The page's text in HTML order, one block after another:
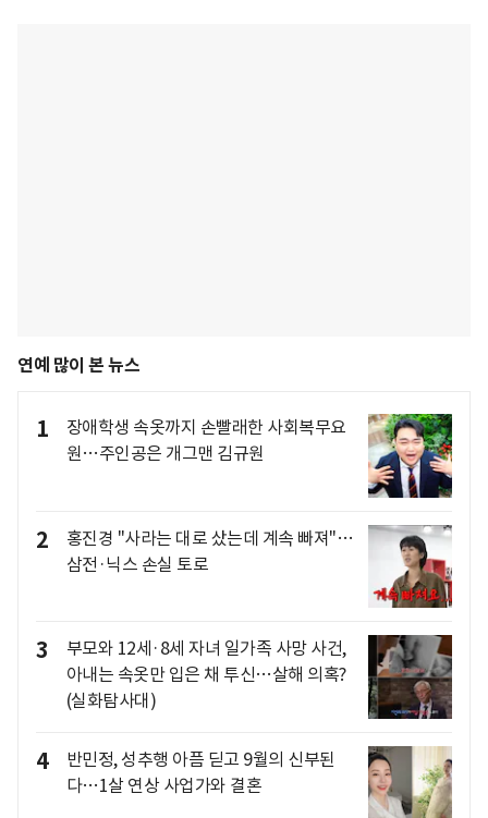
연예 많이 본 뉴스
1
장애학생 속옷까지 손빨래한 사회복무요
원…주인공은 개그맨 김규원
2
홍진경 "사라는 대로 샀는데 계속 빠져"…
삼전·닉스 손실 토로
3
부모와 12세·8세 자녀 일가족 사망 사건,
아내는 속옷만 입은 채 투신…살해 의혹?
(실화탐사대)
4
반민정, 성추행 아픔 딛고 9월의 신부된
다…1살 연상 사업가와 결혼